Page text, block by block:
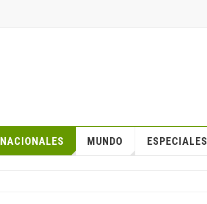
NACIONALES MUNDO ESPECIALES